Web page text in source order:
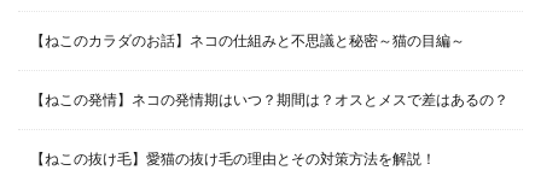
【ねこのカラダのお話】ネコの仕組みと不思議と秘密～猫の目編～
【ねこの発情】ネコの発情期はいつ？期間は？オスとメスで差はあるの？
【ねこの抜け毛】愛猫の抜け毛の理由とその対策方法を解説！